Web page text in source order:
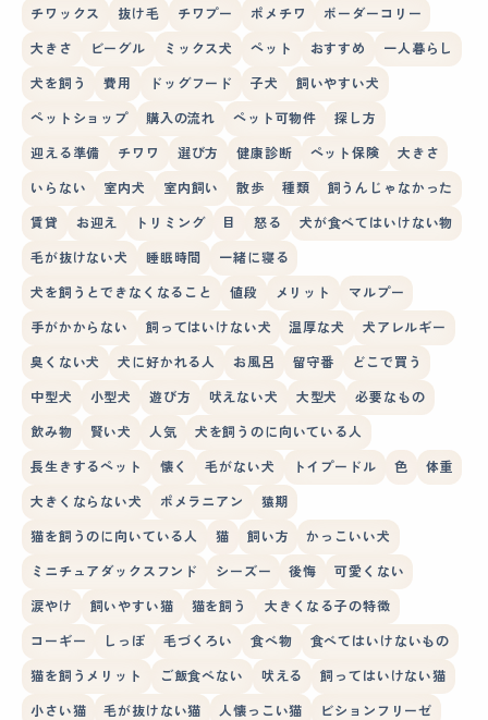
チワックス 抜け毛 チワプー ポメチワ ボーダーコリー
大きさ ビーグル ミックス犬 ペット おすすめ 一人暮らし
犬を飼う 費用 ドッグフード 子犬 飼いやすい犬
ペットショップ 購入の流れ ペット可物件 探し方
迎える準備 チワワ 選び方 健康診断 ペット保険 大きさ
いらない 室内犬 室内飼い 散歩 種類 飼うんじゃなかった
賃貸 お迎え トリミング 目 怒る 犬が食べてはいけない物
毛が抜けない犬 睡眠時間 一緒に寝る
犬を飼うとできなくなること 値段 メリット マルプー
手がかからない 飼ってはいけない犬 温厚な犬 犬アレルギー
臭くない犬 犬に好かれる人 お風呂 留守番 どこで買う
中型犬 小型犬 遊び方 吠えない犬 大型犬 必要なもの
飲み物 賢い犬 人気 犬を飼うのに向いている人
長生きするペット 懐く 毛がない犬 トイプードル 色 体重
大きくならない犬 ポメラニアン 猿期
猫を飼うのに向いている人 猫 飼い方 かっこいい犬
ミニチュアダックスフンド シーズー 後悔 可愛くない
涙やけ 飼いやすい猫 猫を飼う 大きくなる子の特徴
コーギー しっぽ 毛づくろい 食べ物 食べてはいけないもの
猫を飼うメリット ご飯食べない 吠える 飼ってはいけない猫
小さい猫 毛が抜けない猫 人懐っこい猫 ビションフリーゼ